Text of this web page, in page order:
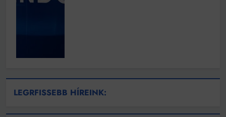
LEGRFISSEBB HÍREINK: